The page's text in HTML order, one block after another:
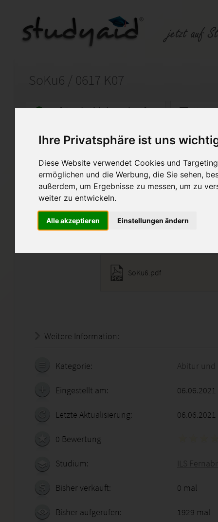
Ihre Privatsphäre ist uns
Diese Website verwendet Cookies und
ermöglichen und die Werbung, die Sie sehen,
außerdem, um Ergebnisse zu messen, um zu
weiter zu entwickeln.
Alle akzeptieren Einstellungen ändern
SoKu6 / 0617 K07
Auf StudyAid.de verkaufen
Startseite Abitur und Hochschule
Die rechtsstaatliche Ordnung
Diese Lösung gilt als Muster
werden. Mein Fernlehrer hat
bewertet.
SoKu6.pdf
Weitere Information:
Kategorie: Abitur und
Eingestellt am:
Letzte Aktualisierung: 06.06.2021
0 Bewertung
Studium: ILS
Bisher verkauft: 0 mal
Bisher aufgerufen: 1929 mal